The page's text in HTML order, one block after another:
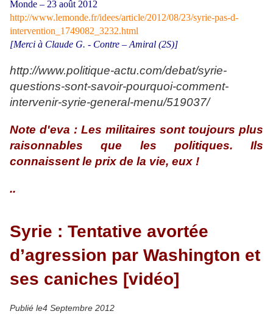
Monde – 23 août 2012
http://www.lemonde.fr/idees/article/2012/08/23/syrie-pas-d-
intervention_1749082_3232.html
[Merci à Claude G. - Contre – Amiral (2S)]
http://www.politique-actu.com/debat/syrie-
questions-sont-savoir-pourquoi-comment-
intervenir-syrie-general-menu/519037/
Note d'eva : Les militaires sont toujours plus
raisonnables que les politiques. Ils
connaissent le prix de la vie, eux !
..
Syrie : Tentative avortée
d’agression par Washington et
ses caniches [vidéo]
Publié le4 Septembre 2012